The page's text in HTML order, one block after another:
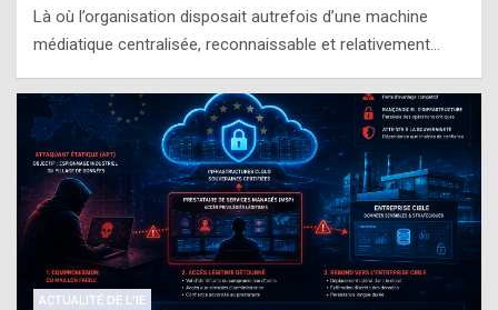
Là où l’organisation disposait autrefois d’une machine
médiatique centralisée, reconnaissable et relativement…
ACTUALITÉ DE L'IE